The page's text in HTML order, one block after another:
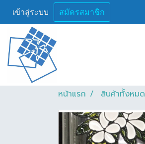
เข้าสู่ระบบ สมัครสมาชิก
หน้าแรก สินค้าทั้งหมด